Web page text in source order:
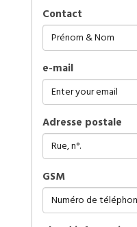
Contact
e-mail
Adresse postale
GSM